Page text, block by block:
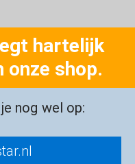
hartelijk
onze shop.
nog wel op: